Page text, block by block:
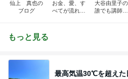
仙上 真也の
ブログ
お金、愛、す
べてが流れ込
大谷由里子の
誰でも講師ブ
もっと見る
最高気温30℃を超えた